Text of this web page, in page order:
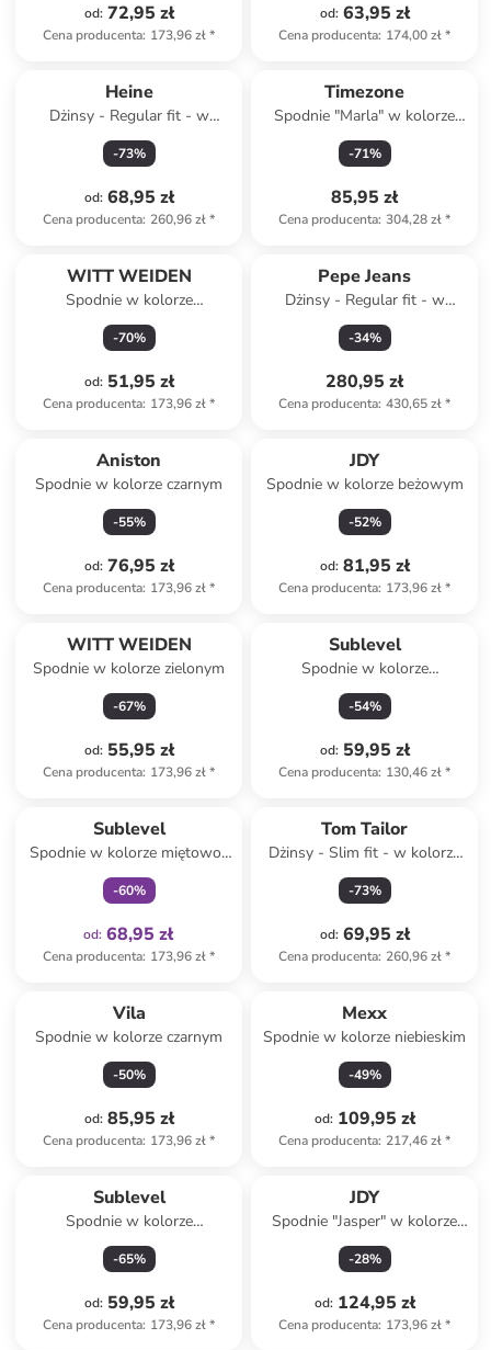
od: 72,95 zł
Cena producenta: 173,96 zł*
od: 63,95 zł
Cena producenta: 174,00 zł*
Heine
Dżinsy - Regular fit - w
kolorze szarym
-73%
od: 68,95 zł
Cena producenta: 260,96 zł*
Timezone
Spodnie "Marla" w kolorze
czarnym
-71%
85,95 zł
Cena producenta: 304,28 zł*
WITT WEIDEN
Spodnie w kolorze
czerwonym
-70%
od: 51,95 zł
Cena producenta: 173,96 zł*
Pepe Jeans
Dżinsy - Regular fit - w
kolorze błękitnym
-34%
280,95 zł
Cena producenta: 430,65 zł*
Aniston
Spodnie w kolorze czarnym
-55%
od: 76,95 zł
Cena producenta: 173,96 zł*
JDY
Spodnie w kolorze beżowym
-52%
od: 81,95 zł
Cena producenta: 173,96 zł*
WITT WEIDEN
Spodnie w kolorze zielonym
-67%
od: 55,95 zł
Cena producenta: 173,96 zł*
Sublevel
Spodnie w kolorze
granatowym
-54%
od: 59,95 zł
Cena producenta: 130,46 zł*
Sublevel
Spodnie w kolorze miętowo-
białym
-60%
od: 68,95 zł
Cena producenta: 173,96 zł*
Tom Tailor
Dżinsy - Slim fit - w kolorze
niebieskim
-73%
od: 69,95 zł
Cena producenta: 260,96 zł*
Vila
Spodnie w kolorze czarnym
-50%
od: 85,95 zł
Cena producenta: 173,96 zł*
Mexx
Spodnie w kolorze niebieskim
-49%
od: 109,95 zł
Cena producenta: 217,46 zł*
Sublevel
Spodnie w kolorze
turkusowo-białym
-65%
od: 59,95 zł
Cena producenta: 173,96 zł*
JDY
Spodnie "Jasper" w kolorze
niebieskim
-28%
od: 124,95 zł
Cena producenta: 173,96 zł*